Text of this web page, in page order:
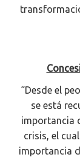
“Desde el
se está
importancia
crisis, el
importancia